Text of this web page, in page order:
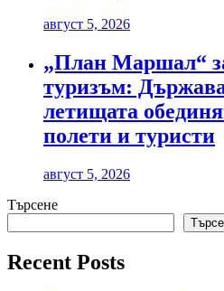
август 5, 2026
„План Маршал“
туризъм:
летищата
полети и туристи
август 5, 2026
Търсене
Recent Posts